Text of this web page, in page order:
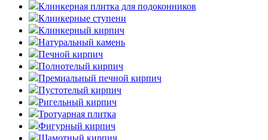
Клинкерная плитка для подоконников
Клинкерные ступени
Клинкерный кирпич
Натуральный камень
Печной кирпич
Полнотелый кирпич
Премиальный печной кирпич
Пустотелый кирпич
Ригельный кирпич
Тротуарная плитка
Фигурный кирпич
Шамотный кирпич